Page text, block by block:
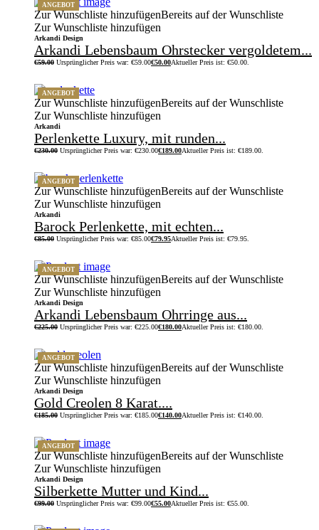
ANGEBOT
Zur Wunschliste hinzufügenBereits auf der Wunschliste
Zur Wunschliste hinzufügen
Arkandi Design
Arkandi Lebensbaum Ohrstecker vergoldetem...
€59.00 Ursprünglicher Preis war: €59.00€50.00Aktueller Preis ist: €50.00.
ANGEBOT
Zur Wunschliste hinzufügenBereits auf der Wunschliste
Zur Wunschliste hinzufügen
Arkandi
Perlenkette Luxury, mit runden...
€230.00 Ursprünglicher Preis war: €230.00€189.00Aktueller Preis ist: €189.00.
ANGEBOT
Zur Wunschliste hinzufügenBereits auf der Wunschliste
Zur Wunschliste hinzufügen
Arkandi
Barock Perlenkette, mit echten...
€85.00 Ursprünglicher Preis war: €85.00€79.95Aktueller Preis ist: €79.95.
ANGEBOT
Zur Wunschliste hinzufügenBereits auf der Wunschliste
Zur Wunschliste hinzufügen
Arkandi Design
Arkandi Lebensbaum Ohrringe aus...
€225.00 Ursprünglicher Preis war: €225.00€180.00Aktueller Preis ist: €180.00.
ANGEBOT
Zur Wunschliste hinzufügenBereits auf der Wunschliste
Zur Wunschliste hinzufügen
Arkandi Design
Gold Creolen 8 Karat....
€185.00 Ursprünglicher Preis war: €185.00€140.00Aktueller Preis ist: €140.00.
ANGEBOT
Zur Wunschliste hinzufügenBereits auf der Wunschliste
Zur Wunschliste hinzufügen
Arkandi Design
Silberkette Mutter und Kind...
€99.00 Ursprünglicher Preis war: €99.00€55.00Aktueller Preis ist: €55.00.